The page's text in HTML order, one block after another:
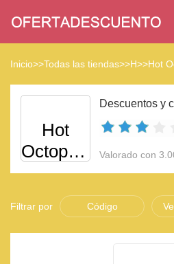
Inicio>>Todas las tiendas>>H>>Hot
Hot
Octopuss
Valorado con
Filtrar por Código